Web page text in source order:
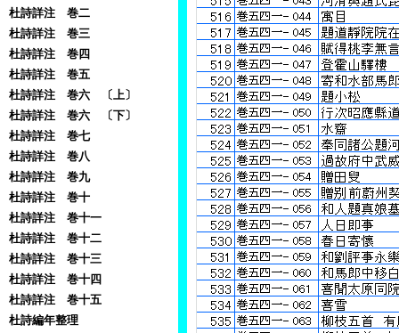
杜詩詳注 巻二
杜詩詳注 巻三
杜詩詳注 巻四
杜詩詳注 巻五
杜詩詳注 巻六 〔上〕
杜詩詳注 巻六 〔下〕
杜詩詳注 巻七
杜詩詳注 巻八
杜詩詳注 巻九
杜詩詳注 巻十
杜詩詳注 巻十一
杜詩詳注 巻十二
杜詩詳注 巻十三
杜詩詳注 巻十四
杜詩詳注 巻十五
杜詩編年整理